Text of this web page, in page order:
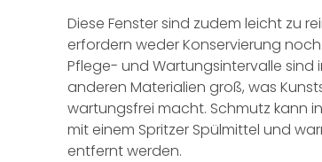
Diese Fenster sind zudem leicht zu
erfordern weder Konservierung
Pflege- und Wartungsintervalle sind
anderen Materialien groß, was
wartungsfrei macht. Schmutz kann
mit einem Spritzer Spülmittel und
entfernt werden.